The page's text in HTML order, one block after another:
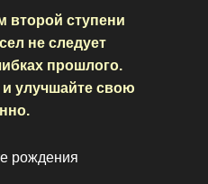
второй ступени
не следует
прошлого.
улучшайте свою